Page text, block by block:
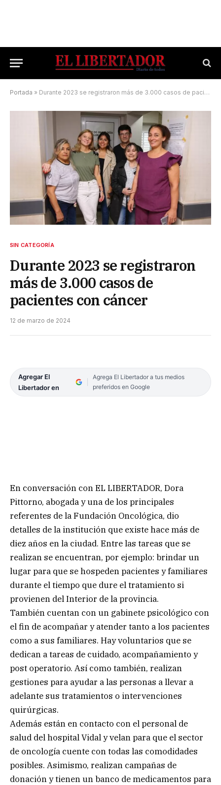
Portada » Durante 2023 se registraron más de 3.000 casos de pacientes con cáncer
SIN CATEGORÍA
Durante 2023 se registraron
más de 3.000 casos de
pacientes con cáncer
12 de marzo de 2024
Agregar El
Libertador en
Agrega El Libertador a tus medios
preferidos en Google
En conversación con EL LIBERTADOR, Dora
Pittorno, abogada y una de los principales
referentes de la Fundación Oncológica, dio
detalles de la institución que existe hace más de
diez años en la ciudad. Entre las tareas que se
realizan se encuentran, por ejemplo: brindar un
lugar para que se hospeden pacientes y familiares
durante el tiempo que dure el tratamiento si
provienen del Interior de la provincia.
También cuentan con un gabinete psicológico con
el fin de acompañar y atender tanto a los pacientes
como a sus familiares. Hay voluntarios que se
dedican a tareas de cuidado, acompañamiento y
post operatorio. Así como también, realizan
gestiones para ayudar a las personas a llevar a
adelante sus tratamientos o intervenciones
quirúrgicas.
Además están en contacto con el personal de
salud del hospital Vidal y velan para que el sector
de oncología cuente con todas las comodidades
posibles. Asimismo, realizan campañas de
donación y tienen un banco de medicamentos para